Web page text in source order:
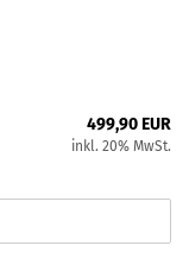
499,90 EUR
inkl. 20% MwSt.